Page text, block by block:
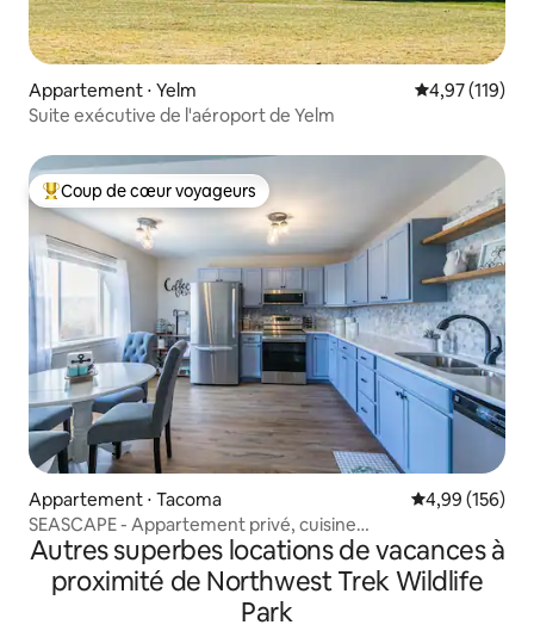
Appartement ⋅ Yelm Évaluation
4,97 (119)
Suite exécutive de l'aéroport de Yelm
Coups de cœur voyageurs les plus appréciés
Coup de cœur voyageurs
Appartement ⋅ Tacoma Évaluation
4,99 (156)
SEASCAPE - Appartement privé, cuisine
complète/buanderie
Autres superbes locations de vacances à
proximité de Northwest Trek Wildlife
Park